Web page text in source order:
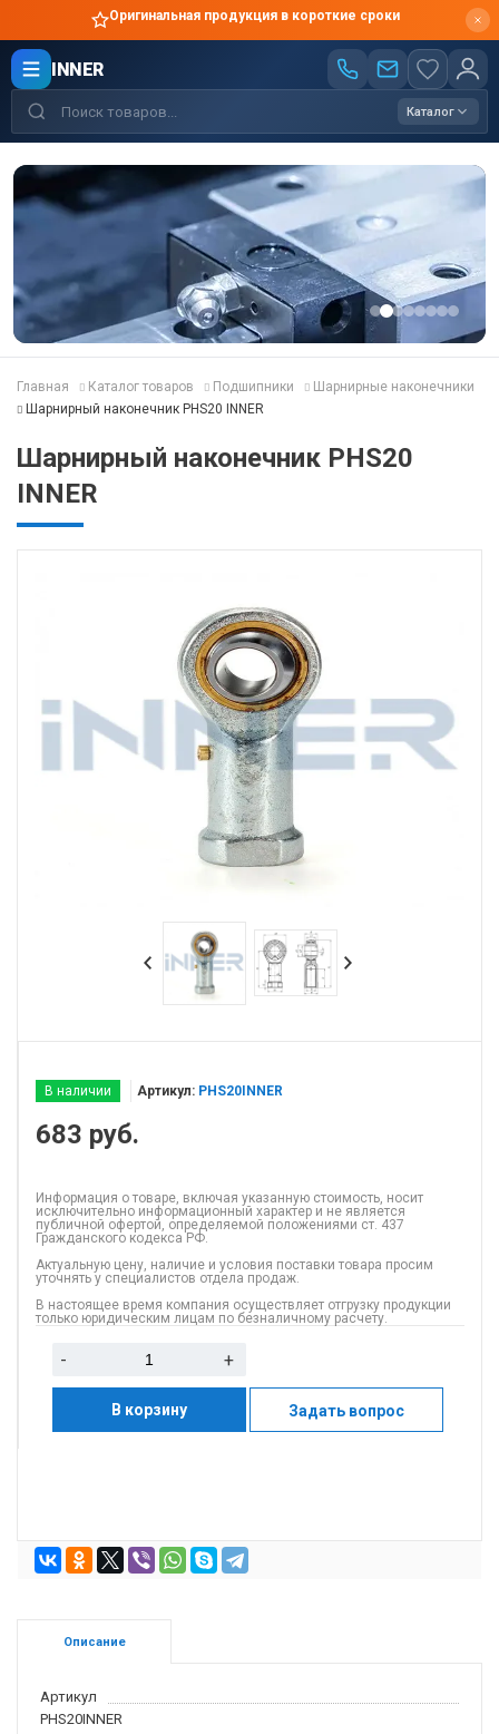
Оригинальная продукция в короткие сроки
INNER
Каталог
Главная Каталог товаров Подшипники
Шарнирные наконечники
Шарнирный наконечник PHS20 INNER
Шарнирный наконечник PHS20
INNER
В наличии Артикул: PHS20INNER
683 руб.
Информация о товаре, включая указанную стоимость, носит
исключительно информационный характер и не является
публичной офертой, определяемой положениями ст. 437
Гражданского кодекса РФ.
Актуальную цену, наличие и условия поставки товара просим
уточнять у специалистов отдела продаж.
В настоящее время компания осуществляет отгрузку продукции
только юридическим лицам по безналичному расчету.
- +
В корзину Задать вопрос
Описание
Артикул
PHS20INNER